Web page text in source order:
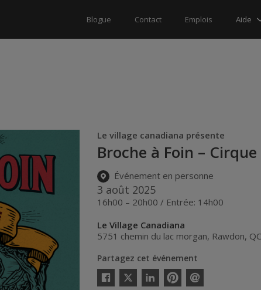
Blogue Contact Emplois Aide
Le village canadiana présente
Broche à Foin –
Événement en personne
3 août 2025
16h00 – 20h00 / Entrée: 14h00
Le Village Canadiana
5751 chemin du lac morgan, Rawdon, QC
Partagez cet événement
Twitter